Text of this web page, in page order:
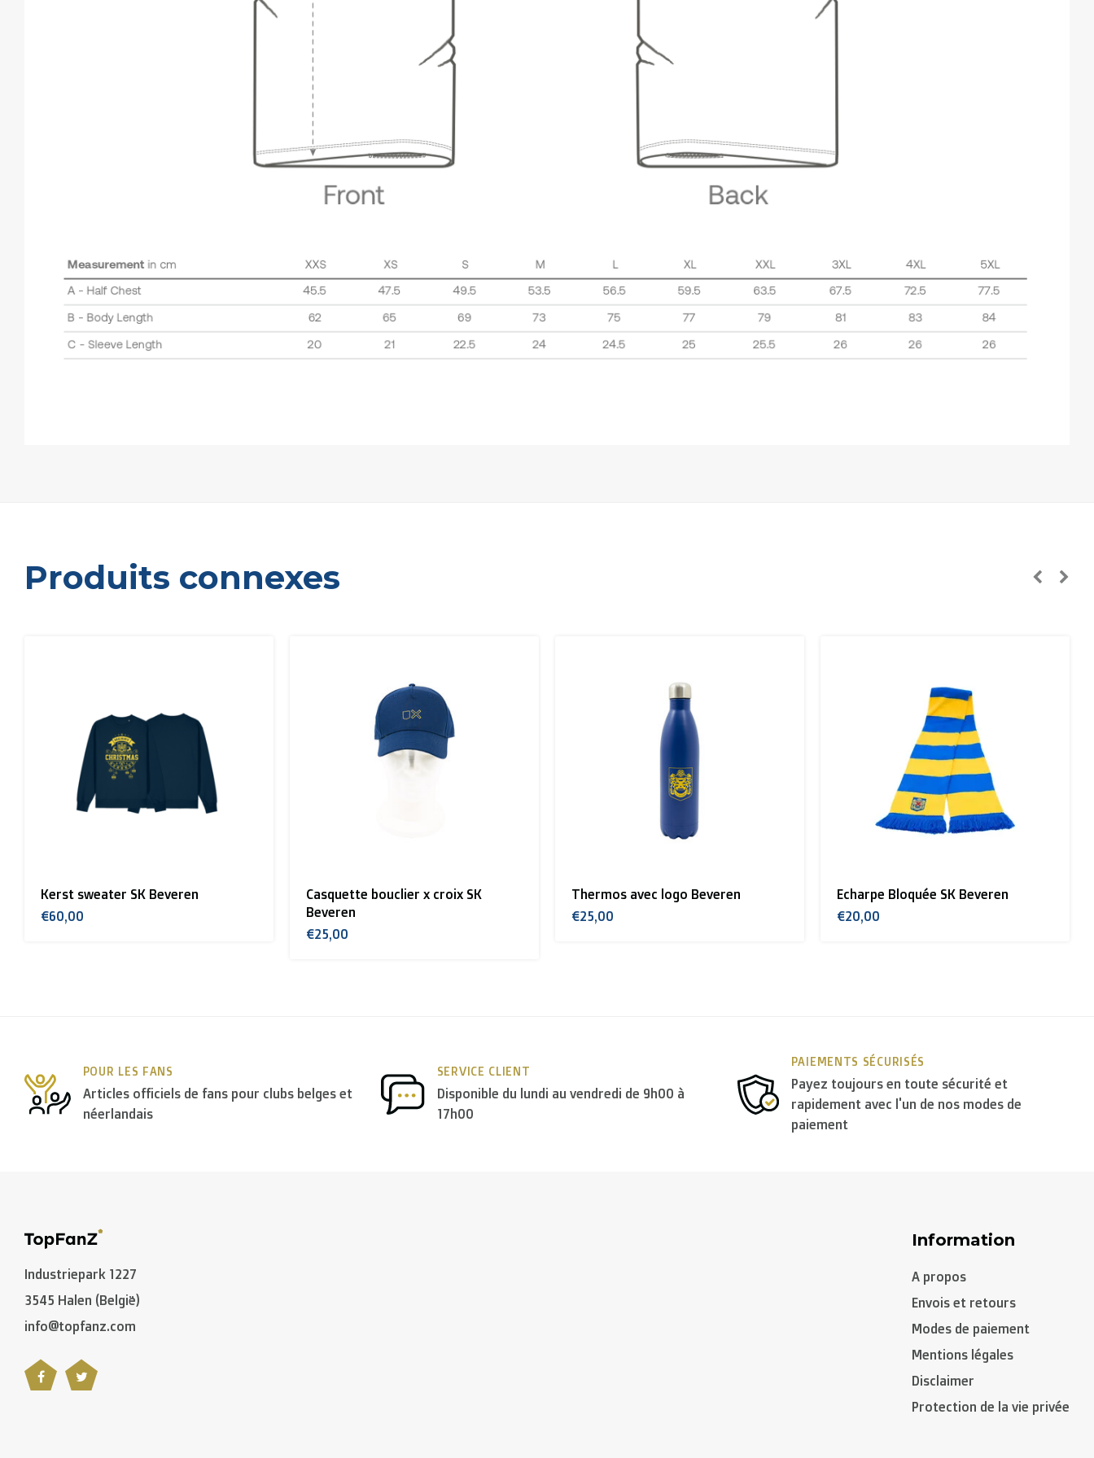
Produits connexes
Kerst sweater SK Beveren
€60,00
Casquette bouclier x croix SK
Beveren
€25,00
Thermos avec logo Beveren
€25,00
Echarpe Bloquée SK Beveren
€20,00
POUR LES FANS
Articles officiels de fans pour clubs belges et
néerlandais
SERVICE CLIENT
Disponible du lundi au vendredi de 9h00 à
17h00
PAIEMENTS SÉCURISÉS
Payez toujours en toute sécurité et
rapidement avec l'un de nos modes de
paiement
Industriepark 1227
3545 Halen (België)
info@topfanz.com
Information
A propos
Envois et retours
Modes de paiement
Mentions légales
Disclaimer
Protection de la vie privée